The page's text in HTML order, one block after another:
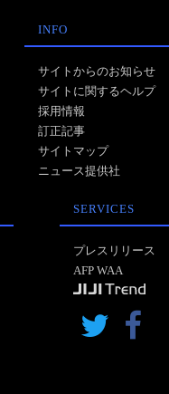
INFO
サイトからのお知らせ
サイトに関するヘルプ
採用情報
訂正記事
サイトマップ
ニュース提供社
SERVICES
プレスリリース
AFP WAA